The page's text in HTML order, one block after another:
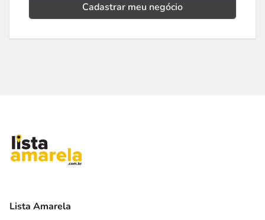
Cadastrar meu negócio
Lista Amarela